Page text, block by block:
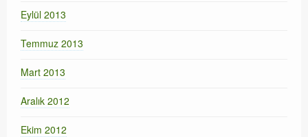
Eylül 2013
Temmuz 2013
Mart 2013
Aralık 2012
Ekim 2012